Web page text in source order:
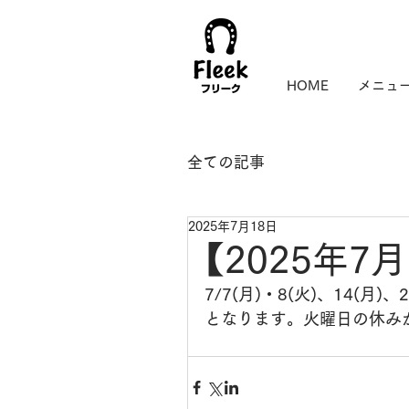
HOME メニュ
全ての記事
【2025年7
2025年7月18日
7/7(月)・8(火)、14(月)、
となります。火曜日の休